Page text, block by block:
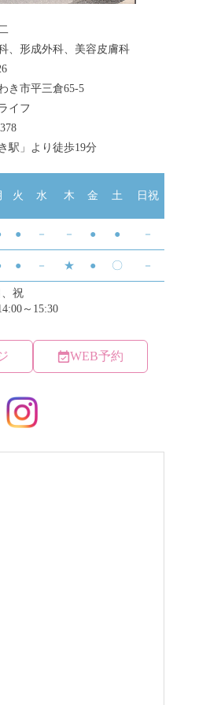
、形成外科、美容皮膚科
き市平三倉65-5
イフ
駅」より徒歩19分
WEB予約